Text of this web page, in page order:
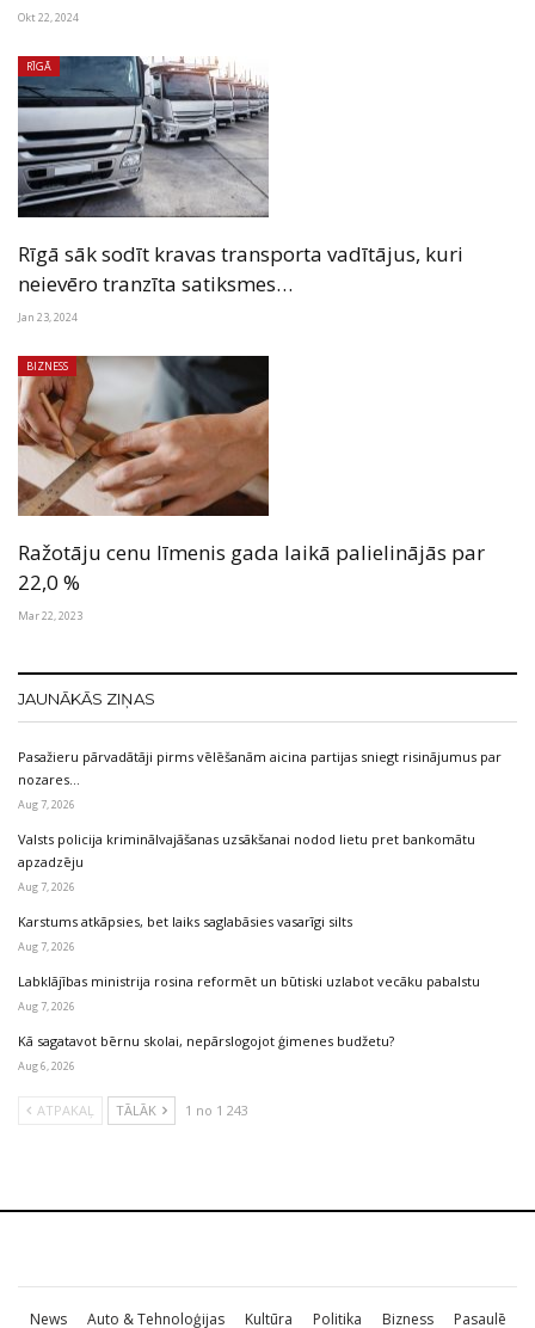
Okt 22, 2024
RĪGĀ
Rīgā sāk sodīt kravas transporta vadītājus, kuri
neievēro tranzīta satiksmes…
Jan 23, 2024
BIZNESS
Ražotāju cenu līmenis gada laikā palielinājās par
22,0 %
Mar 22, 2023
JAUNĀKĀS ZIŅAS
Pasažieru pārvadātāji pirms vēlēšanām aicina partijas sniegt risinājumus par
nozares…
Aug 7, 2026
Valsts policija kriminālvajāšanas uzsākšanai nodod lietu pret bankomātu
apzadzēju
Aug 7, 2026
Karstums atkāpsies, bet laiks saglabāsies vasarīgi silts
Aug 7, 2026
Labklājības ministrija rosina reformēt un būtiski uzlabot vecāku pabalstu
Aug 7, 2026
Kā sagatavot bērnu skolai, nepārslogojot ģimenes budžetu?
Aug 6, 2026
ATPAKAĻ TĀLĀK 1 no 1 243
News Auto & Tehnoloģijas Kultūra Politika Bizness Pasaulē